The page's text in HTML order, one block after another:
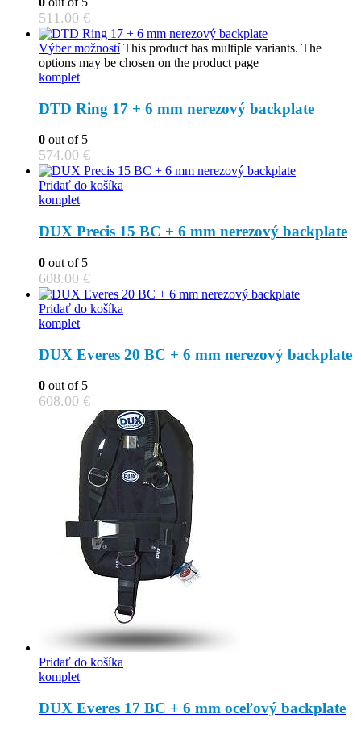
511.00 €
Výber možností This product has multiple variants. The
options may be chosen on the product page
komplet
DTD Ring 17 + 6 mm nerezový backplate
0 out of 5
574.00 €
Pridať do košíka
komplet
DUX Precis 15 BC + 6 mm nerezový backplate
0 out of 5
608.00 €
Pridať do košíka
komplet
DUX Everes 20 BC + 6 mm nerezový backplate
0 out of 5
608.00 €
Pridať do košíka
komplet
DUX Everes 17 BC + 6 mm oceľový backplate